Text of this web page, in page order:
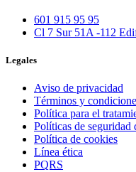
601 915 95 95
Cl 7 Sur 51A -112
Legales
Aviso de privacidad
Términos y
Política para el
Políticas de
Política de cookies
Línea ética
PQRS